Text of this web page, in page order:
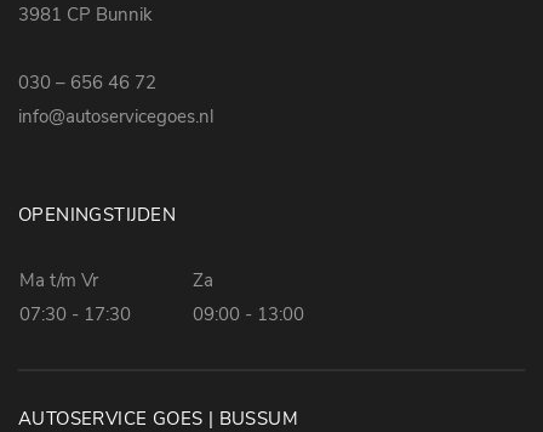
3981 CP Bunnik
030 – 656 46 72
info@autoservicegoes.nl
OPENINGSTIJDEN
Ma t/m Vr
07:30 - 17:30
Za
09:00 - 13:00
AUTOSERVICE GOES | BUSSUM